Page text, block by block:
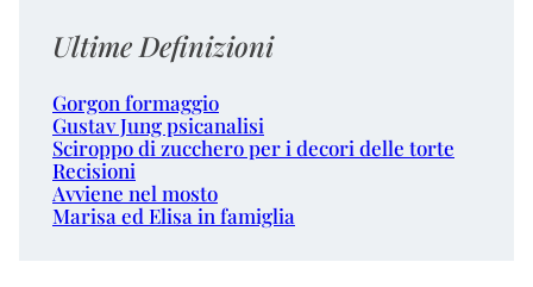
Ultime Definizioni
Gorgon formaggio
Gustav Jung psicanalisi
Sciroppo di zucchero per i decori delle torte
Recisioni
Avviene nel mosto
Marisa ed Elisa in famiglia